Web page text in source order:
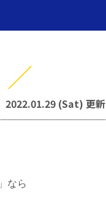
2022.01.29 (Sat) 更新
なら